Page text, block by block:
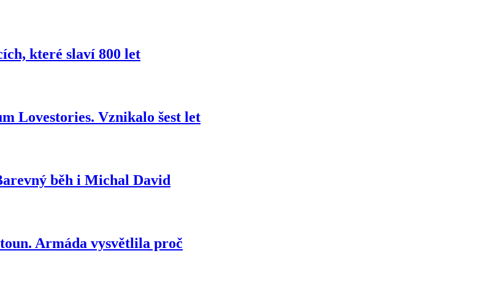
které slaví 800 let
Lovestories. Vznikalo šest let
běh i Michal David
Armáda vysvětlila proč